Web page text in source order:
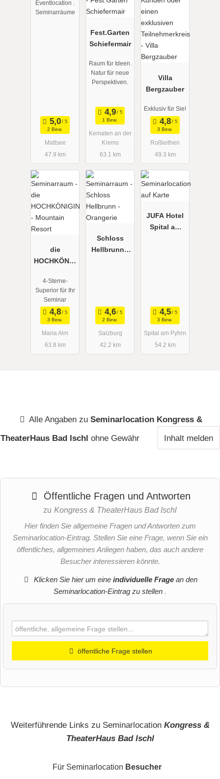
Eventlocation .
Seminarräume
2 Bew.
Mattsee
47.9 km
Fest.Garten
Schiefermair
Raum für Ideen.
Natur für neue
Perspektiven.
1 Bew.
Kematen an der
Krems
63.1 km
Villa
Bergzauber
Exklusiv für Sie!
3 Bew.
Roßleithen
49.3 km
die
HOCHKÖNIG
Mountain
Resort
4-Sterne-
Superior für Ihr
Seminar
3 Bew.
Maria Alm
63.8 km
Schloss
Hellbrunn -
2 Bew.
Salzburg
42.2 km
JUFA Hotel
Spital am
3 Bew.
Spital am Pyhrn
54.2 km
Alle Angaben zu Seminarlocation Kongress &
TheaterHaus Bad Ischl ohne Gewähr Inhalt melden
Öffentliche Fragen und Antworten
zu Kongress & TheaterHaus Bad Ischl
Hier finden Sie allgemeine Fragen und Antworten zum
Seminarlocation-Eintrag. Stellen Sie eine Frage, wenn Sie ein
öffentliches, allgemeines Anliegen haben, das auch andere
Besucher interessieren könnte.
Klicken Sie hier um eineindividuelle Frage an den
Seminarlocation-Eintrag zu stellen .
öffentliche Frage stellen
Weiterführende Links zu Seminarlocation Kongress &
TheaterHaus Bad Ischl
Für Seminarlocation Besucher